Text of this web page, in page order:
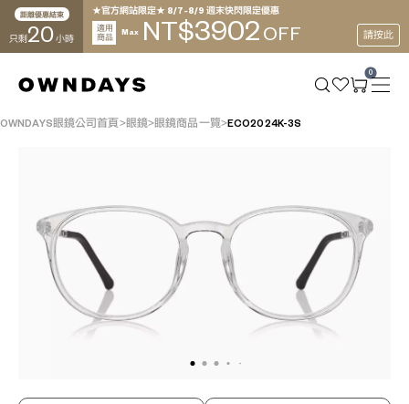
距離優惠結束
只剩 20 小時
★官方網站限定★ 8/7~8/9 週末快閃限定優惠
適用
商品
Max NT$3902 OFF 請按此
0
OWNDAYS眼鏡公司首頁 眼鏡 眼鏡商品一覽 ECO2024K-3S